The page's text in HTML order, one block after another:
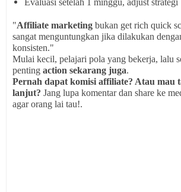
Evaluasi setelah 1 minggu, adjust strategi
"Affiliate marketing bukan get rich quick
sangat menguntungkan jika dilakukan
konsisten."
Mulai kecil, pelajari pola yang bekerja, lalu
penting action sekarang juga.
Pernah dapat komisi affiliate? Atau mau
lanjut? Jang lupa komentar dan share ke
agar orang lai tau!.